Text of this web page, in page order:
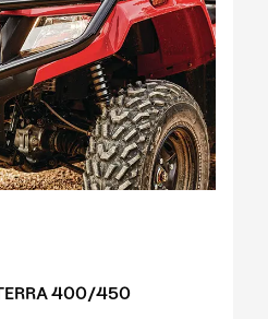
met
green met
blue met
green met
met
400/450